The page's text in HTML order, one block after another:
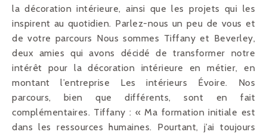
la décoration intérieure, ainsi que les projets qui les
inspirent au quotidien. Parlez-nous un peu de vous et
de votre parcours Nous sommes Tiffany et Beverley,
deux amies qui avons décidé de transformer notre
intérêt pour la décoration intérieure en métier, en
montant l’entreprise Les intérieurs Évoire. Nos
parcours, bien que différents, sont en fait
complémentaires. Tiffany : « Ma formation initiale est
dans les ressources humaines. Pourtant, j’ai toujours